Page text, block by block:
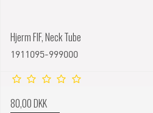
Hjerm FIF, Neck Tube
1911095-999000
80,00 DKK